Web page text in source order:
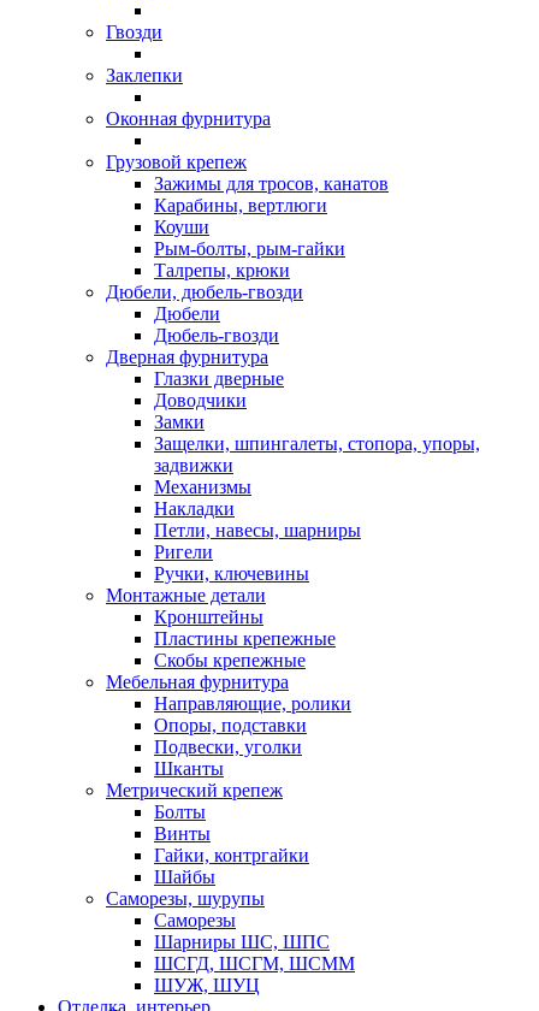
Гвозди
Заклепки
Оконная фурнитура
Грузовой крепеж
Зажимы для тросов, канатов
Карабины, вертлюги
Коуши
Рым-болты, рым-гайки
Талрепы, крюки
Дюбели, дюбель-гвозди
Дюбели
Дюбель-гвозди
Дверная фурнитура
Глазки дверные
Доводчики
Замки
Защелки, шпингалеты, стопора, упоры,
задвижки
Механизмы
Накладки
Петли, навесы, шарниры
Ригели
Ручки, ключевины
Монтажные детали
Кронштейны
Пластины крепежные
Скобы крепежные
Мебельная фурнитура
Направляющие, ролики
Опоры, подставки
Подвески, уголки
Шканты
Метрический крепеж
Болты
Винты
Гайки, контргайки
Шайбы
Саморезы, шурупы
Саморезы
Шарниры ШС, ШПС
ШСГД, ШСГМ, ШСММ
ШУЖ, ШУЦ
Отделка, интерьер